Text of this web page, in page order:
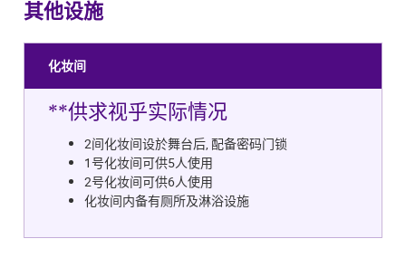
其他设施
化妆间
**供求视乎实际情况
2间化妆间设於舞台后, 配备密码门锁
1号化妆间可供5人使用
2号化妆间可供6人使用
化妆间内备有厕所及淋浴设施